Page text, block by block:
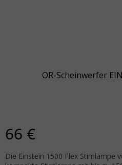
OR-Scheinwerfer
66 €
Die Einstein 1500 Flex Stirnlampe